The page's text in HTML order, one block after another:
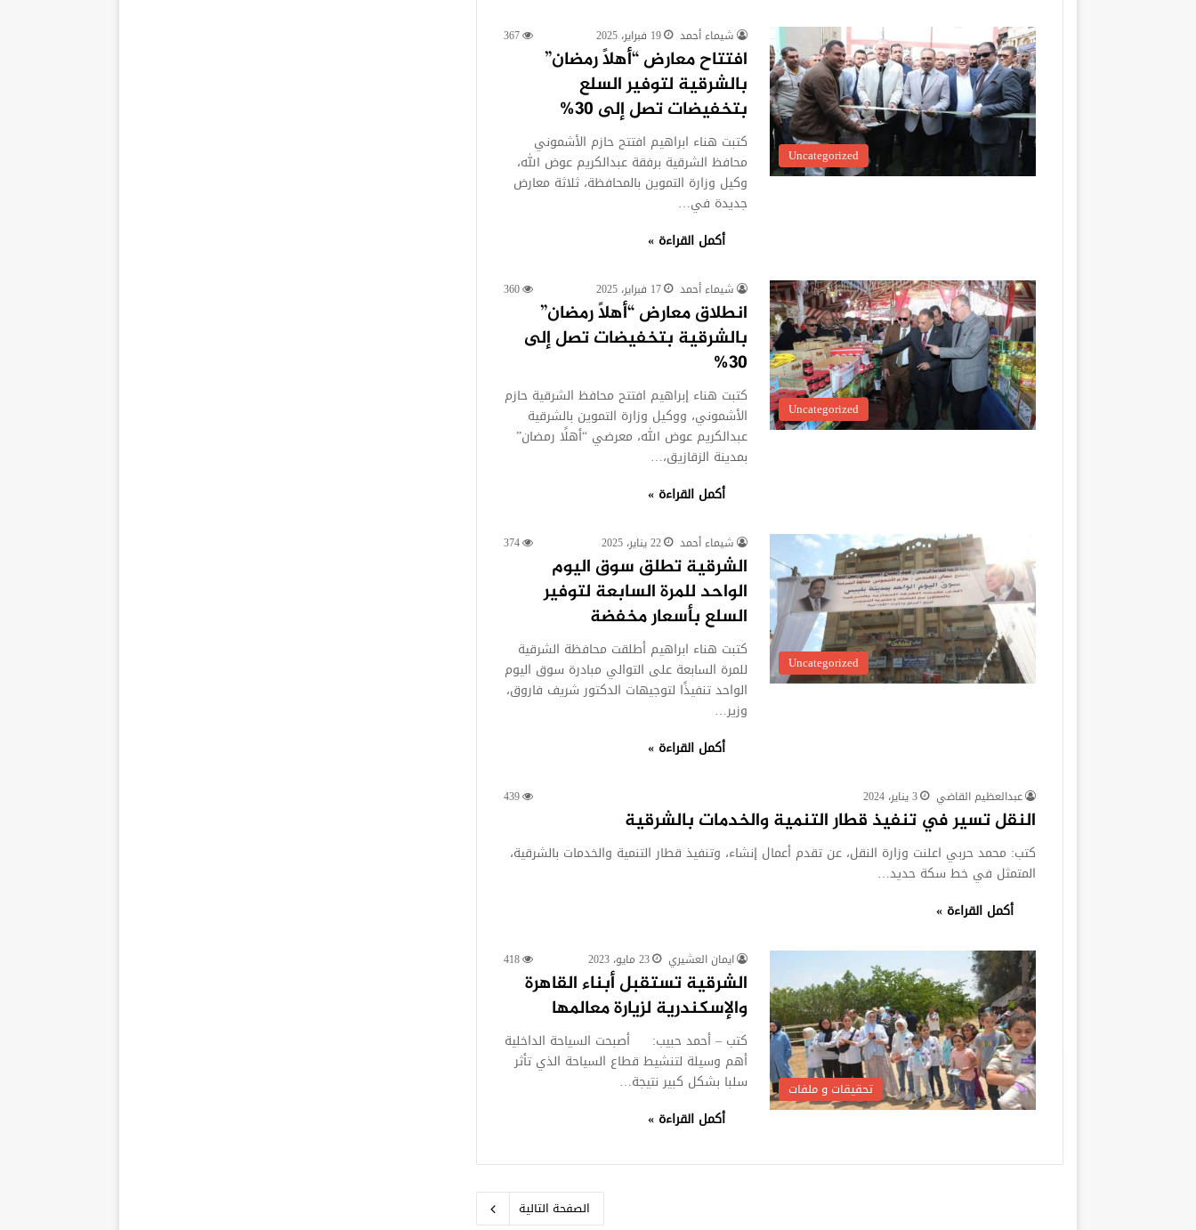
Uncategorized
شيماء أحمد 19 فبراير، 2025 367
افتتاح معارض “أهلاً رمضان”
بالشرقية لتوفير السلع
بتخفيضات تصل إلى 30%
كتبت هناء ابراهيم افتتح حازم الأشموني
محافظ الشرقية برفقة عبدالكريم عوض الله،
وكيل وزارة التموين بالمحافظة، ثلاثة معارض
جديدة في…
أكمل القراءة »
Uncategorized
شيماء أحمد 17 فبراير، 2025 360
انطلاق معارض “أهلاً رمضان”
بالشرقية بتخفيضات تصل إلى
30%
كتبت هناء إبراهيم افتتح محافظ الشرقية حازم
الأشموني، ووكيل وزارة التموين بالشرقية
عبدالكريم عوض الله، معرضي “أهلًا رمضان”
بمدينة الزقازيق،…
أكمل القراءة »
Uncategorized
شيماء أحمد 22 يناير، 2025 374
الشرقية تطلق سوق اليوم
الواحد للمرة السابعة لتوفير
السلع بأسعار مخفضة
كتبت هناء ابراهيم أطلقت محافظة الشرقية
للمرة السابعة على التوالي مبادرة سوق اليوم
الواحد تنفيذًا لتوجيهات الدكتور شريف فاروق،
وزير…
أكمل القراءة »
عبدالعظيم القاضي 3 يناير، 2024 439
النقل تسير في تنفيذ قطار التنمية والخدمات بالشرقية
كتب: محمد حربي اعلنت وزارة النقل، عن تقدم أعمال إنشاء، وتنفيذ قطار التنمية والخدمات بالشرقية،
المتمثل في خط سكة حديد…
أكمل القراءة »
تحقيقات و ملفات
ايمان العشيري 23 مايو، 2023 418
الشرقية تستقبل أبناء القاهرة
والإسكندرية لزيارة معالمها
كتب – أحمد حبيب: أصبحت السياحة الداخلية
أهم وسيلة لتنشيط قطاع السياحة الذي تأثر
سلبا بشكل كبير نتيجة…
أكمل القراءة »
الصفحة التالية